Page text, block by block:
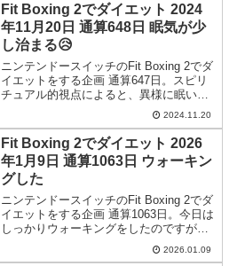
Fit Boxing 2でダイエット 2024
年11月20日 通算648日 眠気が少
し治まる😥
ニンテンドースイッチのFit Boxing 2でダ
イエットをする企画 通算647日。スピリ
チュアル的視点によると、異様に眠いと
きは宝くじがあたる前兆だそうですよ。
2024.11.20
Fit Boxing 2でダイエット 2026
年1月9日 通算1063日 ウォーキン
グした
ニンテンドースイッチのFit Boxing 2でダ
イエットをする企画 通算1063日。今日は
しっかりウォーキングをしたのですが、
仕事のしすぎで疲労が溜まっています。
2026.01.09